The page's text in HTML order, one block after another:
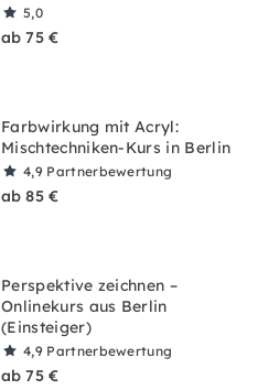
5,0
ab 75 €
Farbwirkung mit Acryl:
Mischtechniken-Kurs in Berlin
4,9 Partnerbewertung
ab 85 €
Perspektive zeichnen –
Onlinekurs aus Berlin
(Einsteiger)
4,9 Partnerbewertung
ab 75 €